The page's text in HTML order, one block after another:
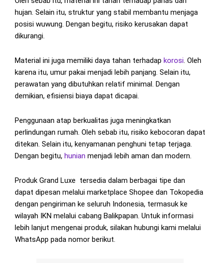
hujan. Selain itu, struktur yang stabil membantu menjaga
posisi wuwung. Dengan begitu, risiko kerusakan dapat
dikurangi.
Material ini juga memiliki daya tahan terhadap korosi. Oleh
karena itu, umur pakai menjadi lebih panjang. Selain itu,
perawatan yang dibutuhkan relatif minimal. Dengan
demikian, efisiensi biaya dapat dicapai.
Penggunaan atap berkualitas juga meningkatkan
perlindungan rumah. Oleh sebab itu, risiko kebocoran dapat
ditekan. Selain itu, kenyamanan penghuni tetap terjaga.
Dengan begitu, hunian menjadi lebih aman dan modern.
Produk Grand Luxe tersedia dalam berbagai tipe dan
dapat dipesan melalui marketplace Shopee dan Tokopedia
dengan pengiriman ke seluruh Indonesia, termasuk ke
wilayah IKN melalui cabang Balikpapan. Untuk informasi
lebih lanjut mengenai produk, silakan hubungi kami melalui
WhatsApp pada nomor berikut.